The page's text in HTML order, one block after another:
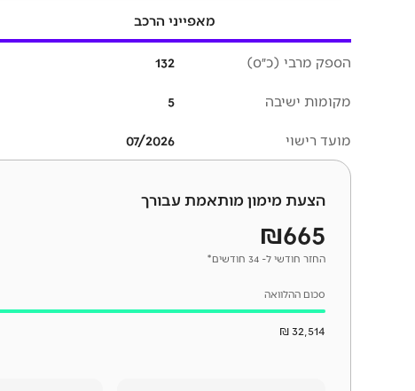
מאפייני הרכב
הספק מרבי (כ״ס) 132
מקומות ישיבה 5
מועד רישוי 07/2026
הצעת מימון מותאמת עבורך
₪665
החזר חודשי ל- 34 חודשים*
סכום ההלוואה
32,514 ₪